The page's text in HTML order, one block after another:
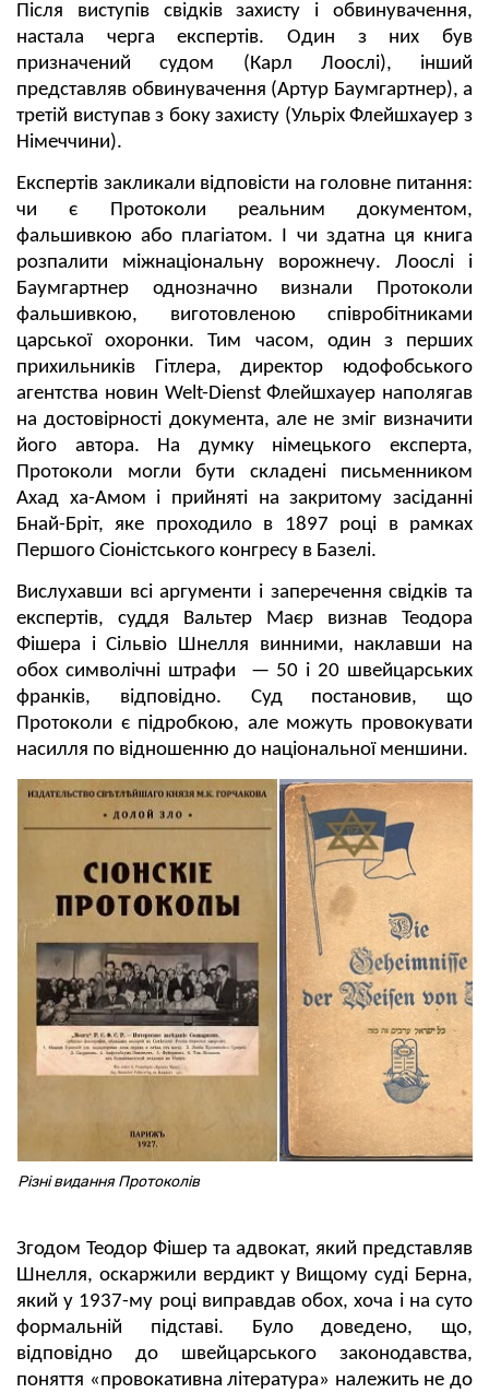
Після виступів свідків захисту і обвинувачення,
настала черга експертів. Один з них був
призначений судом (Карл Лоослі), інший
представляв обвинувачення (Артур Баумгартнер), а
третій виступав з боку захисту (Ульріх Флейшхауер з
Німеччини).
Експертів закликали відповісти на головне питання:
чи є Протоколи реальним документом,
фальшивкою або плагіатом. І чи здатна ця книга
розпалити міжнаціональну ворожнечу. Лоослі і
Баумгартнер однозначно визнали Протоколи
фальшивкою, виготовленою співробітниками
царської охоронки. Тим часом, один з перших
прихильників Гітлера, директор юдофобського
агентства новин Welt-Dienst Флейшхауер наполягав
на достовірності документа, але не зміг визначити
його автора. На думку німецького експерта,
Протоколи могли бути складені письменником
Ахад ха-Амом і прийняті на закритому засіданні
Бнай-Бріт, яке проходило в 1897 році в рамках
Першого Сіоністського конгресу в Базелі.
Вислухавши всі аргументи і заперечення свідків та
експертів, суддя Вальтер Маєр визнав Теодора
Фішера і Сільвіо Шнелля винними, наклавши на
обох символічні штрафи — 50 і 20 швейцарських
франків, відповідно. Суд постановив, що
Протоколи є підробкою, але можуть провокувати
насилля по відношенню до національної меншини.
Різні видання Протоколів
Згодом Теодор Фішер та адвокат, який представляв
Шнелля, оскаржили вердикт у Вищому суді Берна,
який у 1937-му році виправдав обох, хоча і на суто
формальній підставі. Було доведено, що,
відповідно до швейцарського законодавства,
поняття «провокативна література» належить не до